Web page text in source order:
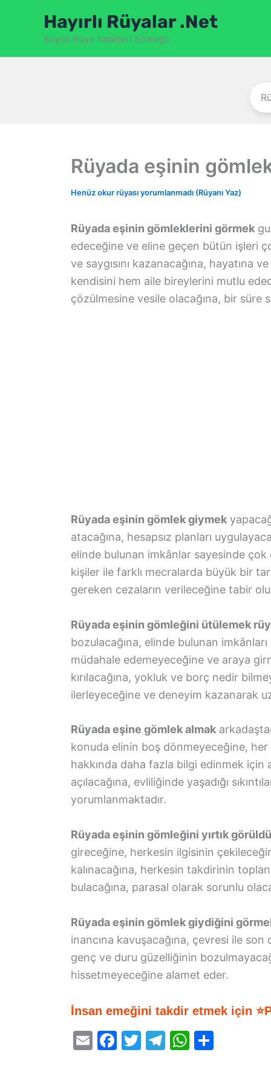
Hayırlı Rüyalar .Net
Büyük Rüya Tabirleri Sözlüğü
Rüyada eşinin
Henüz okur rüyası yorumlanmadı (Rüyanı Yaz)
Rüyada eşinin gömleklerini görmek
edeceğine ve eline geçen bütün işleri
ve saygısını kazanacağına, hayatına
kendisini hem aile bireylerini mutlu
çözülmesine vesile olacağına, bir süre
Rüyada eşinin gömlek giymek
atacağına, hesapsız planları
elinde bulunan imkânlar sayesinde
kişiler ile farklı mecralarda büyük bir
gereken cezaların verileceğine tabir
Rüyada eşinin gömleğini ütülemek
bozulacağına, elinde bulunan
müdahale edemeyeceğine ve araya
kırılacağına, yokluk ve borç nedir
ilerleyeceğine ve deneyim kazanarak
Rüyada eşine gömlek almak
konuda elinin boş dönmeyeceğine,
hakkında daha fazla bilgi edinmek için
açılacağına, evliliğinde yaşadığı
yorumlanmaktadır.
Rüyada eşinin gömleğini yırtık
gireceğine, herkesin ilgisinin
kalınacağına, herkesin takdirinin
bulacağına, parasal olarak sorunlu
Rüyada eşinin gömlek giydiğini
inancına kavuşacağına, çevresi ile
genç ve duru güzelliğinin
hissetmeyeceğine alamet eder.
İnsan emeğini takdir etmek için
E
F
T
T
W